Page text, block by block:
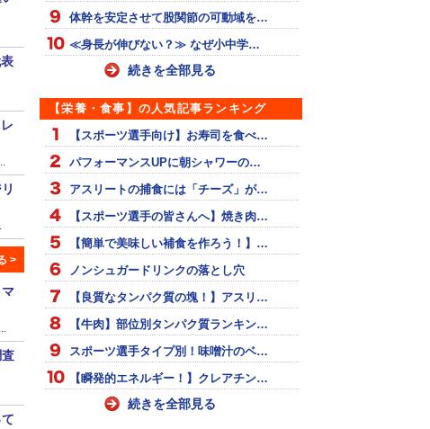
体幹を安定させて股関節の可動域を…
≪身長が伸びない？≫ なぜ小中学…
続きを全部見る
【栄養・食事】の人気記事ランキング
【スポーツ選手向け】お寿司を食べ…
パフォーマンスUPに朝シャワーの…
アスリートの捕食には「チーズ」が…
【スポーツ選手の皆さんへ】焼き肉…
【簡単で美味しい補食を作ろう！】…
ノンシュガードリンクの落とし穴
【良質なタンパク質の塊！】アスリ…
【牛肉】部位別タンパク質ランキン…
スポーツ選手タイプ別！味噌汁のベ…
【瞬発的エネルギー！】クレアチン…
続きを全部見る